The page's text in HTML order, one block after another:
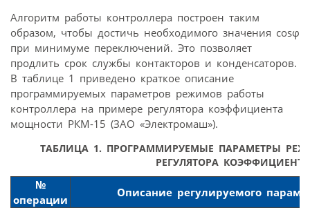
Алгоритм работы контроллера построен таким
образом, чтобы достичь необходимого значения cosφ
при минимуме переключений. Это позволяет
продлить срок службы контакторов и конденсаторов.
В таблице 1 приведено краткое описание
программируемых параметров режимов работы
контроллера на примере регулятора коэффициента
мощности РКМ-15 (ЗАО «Электромаш»).
ТАБЛИЦА 1. ПРОГРАММИРУЕМЫЕ ПАРАМЕТРЫ
РЕГУЛЯТОРА
№
операции
Описание регулируемого